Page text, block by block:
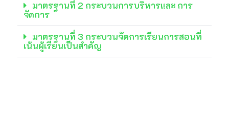
มาตรฐานที่ 2 กระบวนการบริหารและ การ
จัดการ
มาตรฐานที่ 3 กระบวนจัดการเรียนการสอนที่
เน้นผู้เรียนเป็นสำคัญ